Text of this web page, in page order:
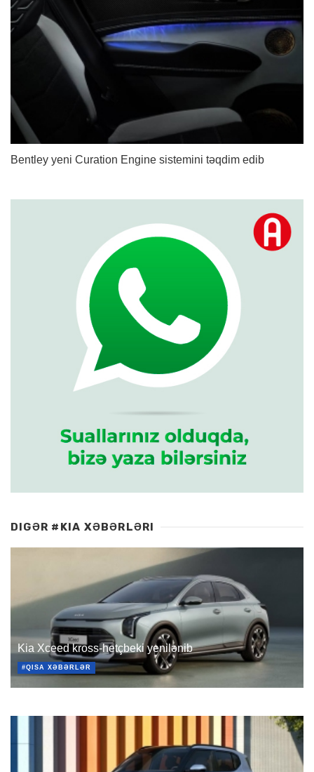
Bentley yeni Curation Engine sistemini təqdim edib
DIGƏR #KIA XƏBƏRLƏRI
Kia Xceed kross-hetçbeki yenilənib
#QISA XƏBƏRLƏR